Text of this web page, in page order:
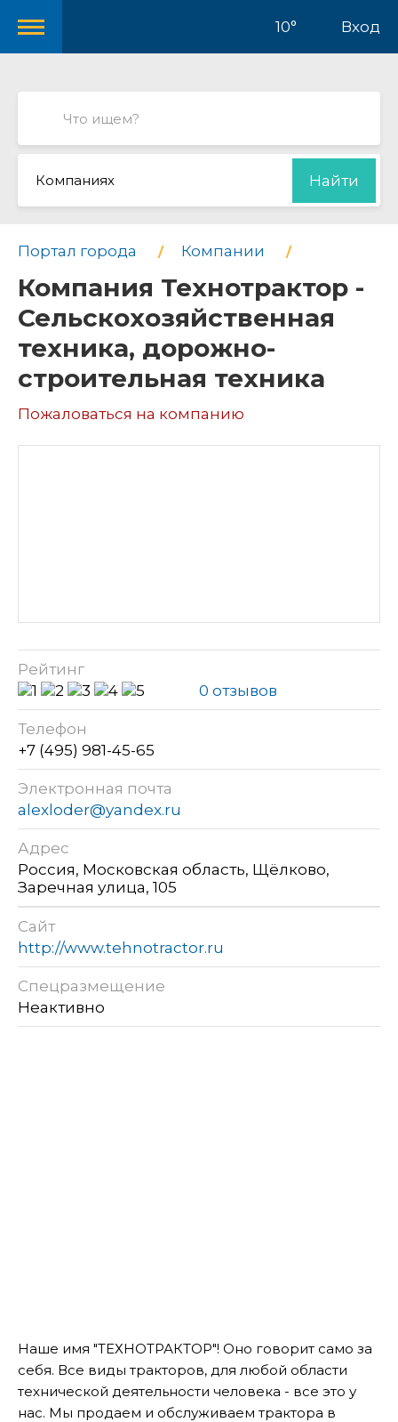
10° Вход
Компаниях Найти
Портал города Компании
Компания Технотрактор -
Сельскохозяйственная
техника, дорожно-
строительная техника
Пожаловаться на компанию
Рейтинг
0 отзывов
Телефон
+7 (495) 981-45-65
Электронная почта
alexloder@yandex.ru
Адрес
Россия, Московская область, Щёлково,
Заречная улица, 105
Сайт
http://www.tehnotractor.ru
Спецразмещение
Неактивно
Наше имя "ТЕХНОТРАКТОР"! Оно говорит само за
себя. Все виды тракторов, для любой области
технической деятельности человека - все это у
нас. Мы продаем и обслуживаем трактора в